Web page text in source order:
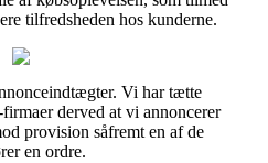
tilfredsheden hos kunderne.
Vi har tætte
derved at vi annoncerer
provision såfremt en af de
en ordre.